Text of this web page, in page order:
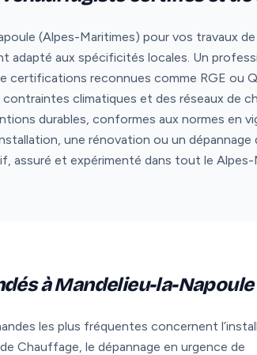
(Alpes-Maritimes) pour vos travaux
adapté aux spécificités locales. Un
certifications reconnues comme RGE ou
climatiques et des réseaux de
durables, conformes aux normes en
une rénovation ou un dépannage
assuré et expérimenté dans tout le Alpes-
à Mandelieu-la-Napoule
les plus fréquentes concernent
Chauffage, le dépannage en urgence de